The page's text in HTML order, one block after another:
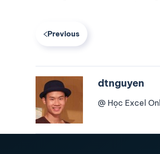
Previous
dtnguyen
@ Học Excel